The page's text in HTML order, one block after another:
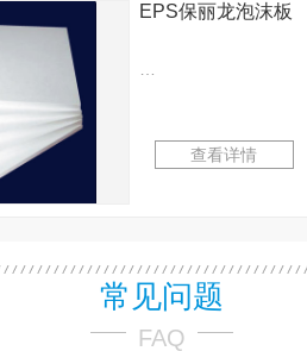
EPS保丽龙泡沫板
查看详情
常见问题
FAQ